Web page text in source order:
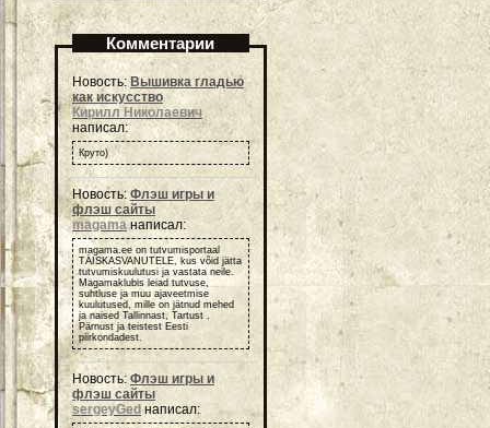
Комментарии
Новость: Вышивка гладью
как искусство
Кирилл Николаевич
написал:
Круто)
Новость: Флэш игры и
флэш сайты
magamaнаписал:
magama.ee on tutvumisportaal
TÄISKASVANUTELE, kus võid jätta
tutvumiskuulutusi ja vastata neile.
Magamaklubis leiad tutvuse,
suhtluse ja muu ajaveetmise
kuulutused, mille on jätnud mehed
ja naised Tallinnast, Tartust ,
Pärnust ja teistest Eesti
piirkondadest.
Новость: Флэш игры и
флэш сайты
sergeyGed написал: